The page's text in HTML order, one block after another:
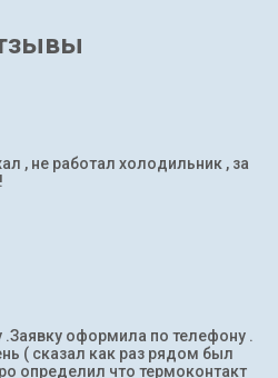
, не работал холодильник , за
оформила по телефону .
( сказал как раз рядом был
определил что термоконтакт